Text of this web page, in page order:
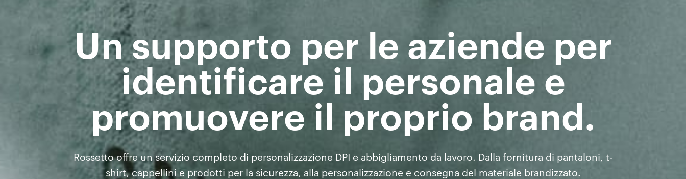
Un supporto per le aziende per
identificare il personale e
promuovere il proprio brand.
Rossetto offre un servizio completo di personalizzazione DPI e abbigliamento da lavoro. Dalla fornitura di pantaloni, t-
shirt, cappellini e prodotti per la sicurezza, alla personalizzazione e consegna del materiale brandizzato.